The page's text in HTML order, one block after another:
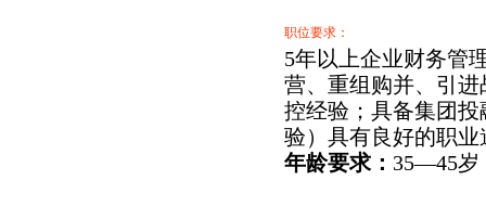
职位要求：
5年以上企业财务管
营、重组购并、引进
控经验；具备集团投
验）具有良好的职业
年龄要求： 35—45岁